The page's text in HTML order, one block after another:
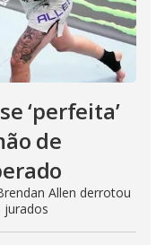
‘perfeita’
de
Allen derrotou
jurados